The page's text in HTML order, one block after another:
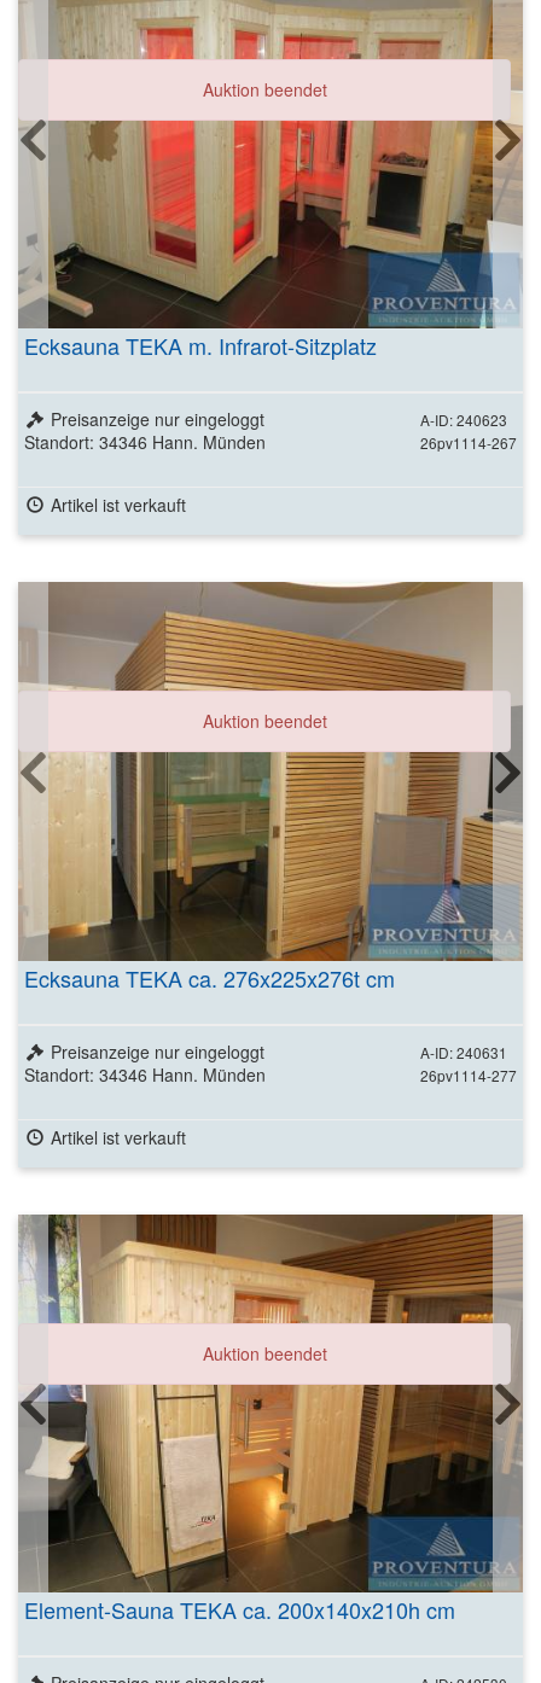
Auktion beendet
Ecksauna TEKA m. Infrarot-Sitzplatz
A-ID: 240623
26pv1114-267
Preisanzeige nur eingeloggt
Standort: 34346 Hann. Münden
Artikel ist verkauft
Auktion beendet
Ecksauna TEKA ca. 276x225x276t cm
A-ID: 240631
26pv1114-277
Preisanzeige nur eingeloggt
Standort: 34346 Hann. Münden
Artikel ist verkauft
Auktion beendet
Element-Sauna TEKA ca. 200x140x210h cm